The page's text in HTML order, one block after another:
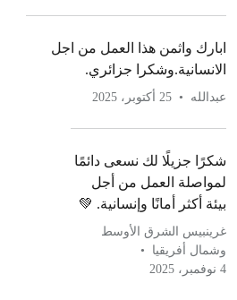
ابارك واثمن هذا العمل من اجل
الانسانية.وشكرا جزائري.
عبدالله 25 أكتوبر، 2025
شكرًا جزيلًا لك نسعى دائمًا
لمواصلة العمل من أجل
بيئة أكثر أمانًا وإنسانية. 💚
غرينبيس الشرق الأوسط
وشمال أفريقيا
4 نوفمبر، 2025